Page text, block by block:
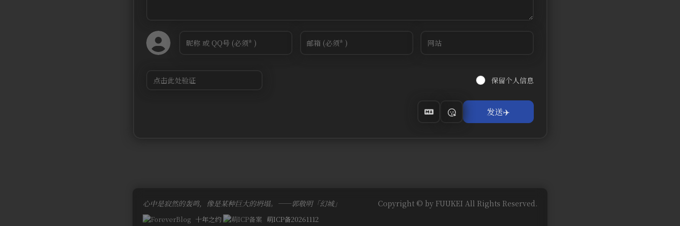
保留个人信息
心中是寂然的轰鸣，像是某种巨大的坍塌。——郭敬明「幻城」 Copyright © by FUUKEI All Rights Reserved.
十年之约 萌ICP备20261112